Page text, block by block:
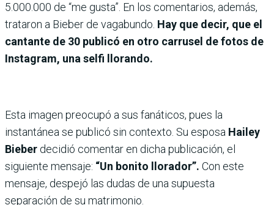
5.000.000 de “me gusta”. En los comentarios, además,
trataron a Bieber de vagabundo. Hay que decir, que el
cantante de 30 publicó en otro carrusel de fotos de
Instagram, una selfi llorando.
Esta imagen preocupó a sus fanáticos, pues la
instantánea se publicó sin contexto. Su esposa Hailey
Bieber decidió comentar en dicha publicación, el
siguiente mensaje: “Un bonito llorador”. Con este
mensaje, despejó las dudas de una supuesta
separación de su matrimonio.